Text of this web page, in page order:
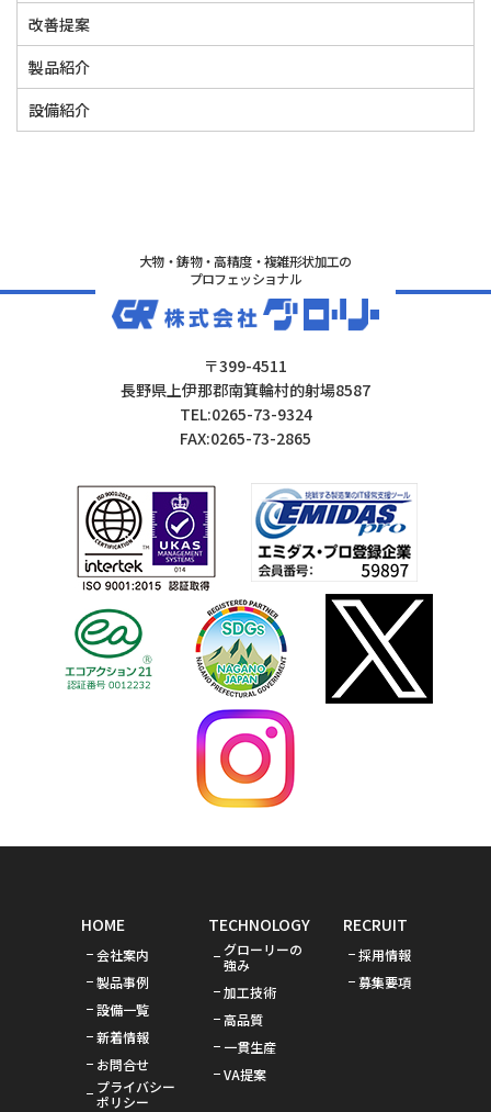
改善提案
製品紹介
設備紹介
大物・鋳物・高精度・複雑形状加工の
プロフェッショナル
〒399-4511
長野県上伊那郡南箕輪村的射場8587
TEL:0265-73-9324
FAX:0265-73-2865
HOME
会社案内
製品事例
設備一覧
新着情報
お問合せ
プライバシー
ポリシー
TECHNOLOGY
グローリーの
強み
加工技術
高品質
一貫生産
VA提案
RECRUIT
採用情報
募集要項